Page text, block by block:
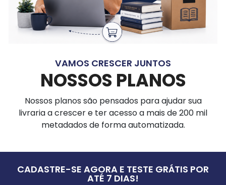
VAMOS CRESCER JUNTOS
NOSSOS PLANOS
Nossos planos são pensados para ajudar sua
livraria a crescer e ter acesso a mais de 200 mil
metadados de forma automatizada.
CADASTRE-SE AGORA E TESTE GRÁTIS POR
ATÉ 7 DIAS!